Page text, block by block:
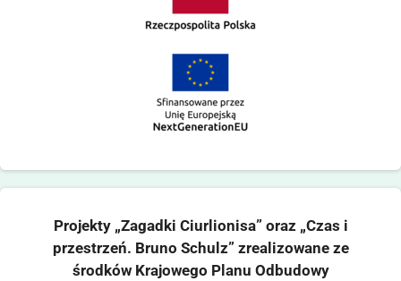
Projekty „Zagadki Ciurlionisa” oraz „Czas i
przestrzeń. Bruno Schulz” zrealizowane ze
środków Krajowego Planu Odbudowy